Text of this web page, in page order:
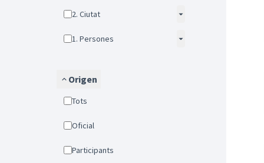
2. Ciutat
1. Persones
Origen
Tots
Oficial
Participants